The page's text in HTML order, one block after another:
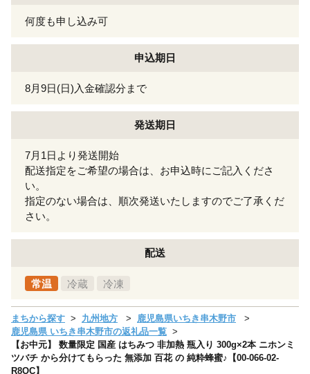
何度も申し込み可
申込期日
8月9日(日)入金確認分まで
発送期日
7月1日より発送開始
配送指定をご希望の場合は、お申込時にご記入くださ
い。
指定のない場合は、順次発送いたしますのでご了承くだ
さい。
配送
常温 冷蔵 冷凍
まちから探す 九州地方
鹿児島県いちき串木野市
鹿児島県 いちき串木野市の返礼品一覧
【お中元】 数量限定 国産 はちみつ 非加熱 瓶入り 300g×2本 ニホンミ
ツバチ から分けてもらった 無添加 百花 の 純粋蜂蜜♪【00-066-02-
R8OC】